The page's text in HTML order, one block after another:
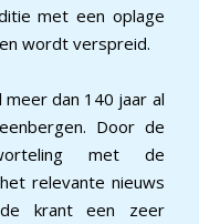
met een oplage
wordt verspreid.
dan 140 jaar al
Door de
met de
relevante nieuws
krant een zeer